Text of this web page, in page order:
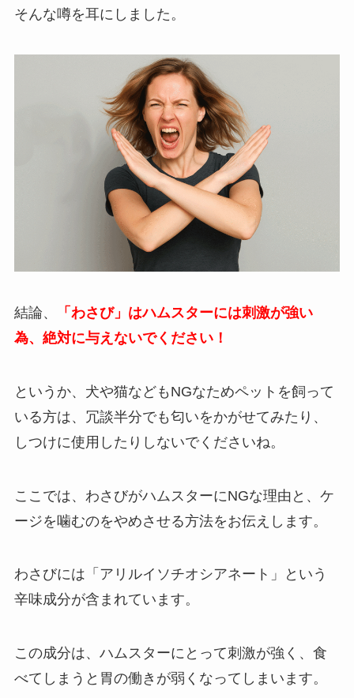
そんな噂を耳にしました。
結論、
「わさび」はハムスターには刺激が強い
為、絶対に与えないでください！
というか、犬や猫などもNGなためペットを飼って
いる方は、冗談半分でも匂いをかがせてみたり、
しつけに使用したりしないでくださいね。
ここでは、わさびがハムスターにNGな理由と、ケ
ージを噛むのをやめさせる方法をお伝えします。
わさびには「アリルイソチオシアネート」という
辛味成分が含まれています。
この成分は、ハムスターにとって刺激が強く、食
べてしまうと胃の働きが弱くなってしまいます。